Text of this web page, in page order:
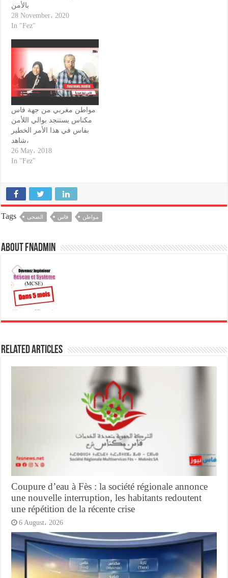
بالأمن
28 November، 2020
In "Fez"
مواطن مغربي من جهة فاس
مكناس يستنجد بوالي اللأمن
بفاس في هذا الأمر الخطير
،شاهد
26 May، 2018
In "Fez"
Tags الضحى فاس مواطن
About fnadmin
Related Articles
Coupure d’eau à Fès : la société régionale annonce
une nouvelle interruption, les habitants redoutent
une répétition de la récente crise
6 August، 2026